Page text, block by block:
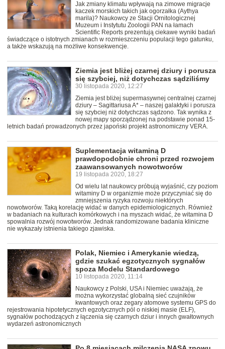
Jak zmiany klimatu wpływają na zimowe migracje
kaczek morskich takich jak ogorzałka (Aythya
marila)? Naukowcy ze Stacji Ornitologicznej
Muzeum i Instytutu Zoologii PAN na łamach
Scientific Reports prezentują ciekawe wyniki badań
świadczące o istotnych zmianach w rozmieszczeniu populacji tego gatunku,
a także wskazują na możliwe konsekwencje.
Ziemia jest bliżej czarnej dziury i porusza
się szybciej, niż dotychczas sądziliśmy
30 listopada 2020, 12:27
Ziemia jest bliżej supermasywnej centralnej czarnej
dziury – Sagittariusa A* – naszej galaktyki i porusza
się szybciej niż dotychczas sądzono. Tak wynika z
nowej mapy sporządzonej na podstawie ponad 15-
letnich badań prowadzonych przez japoński projekt astronomiczny VERA.
Suplementacja witaminą D
prawdopodobnie chroni przed rozwojem
zaawansowanych nowotworów
19 listopada 2020, 18:27
Od wielu lat naukowcy próbują wyjaśnić, czy poziom
witaminy D w organizmie może przyczyniać się do
zmniejszenia ryzyka rozwoju niektórych
nowotworów. Taką korelację widać w danych epidemiologicznych. Również
w badaniach na kulturach komórkowych i na myszach widać, że witamina D
spowalnia rozwój nowotworów. Jednak randomizowane badania kliniczne
nie wykazały istnienia takiego zjawiska.
Polak, Niemiec i Amerykanie wiedzą,
gdzie szukać egzotycznych sygnałów
spoza Modelu Standardowego
10 listopada 2020, 11:14
Naukowcy z Polski, USA i Niemiec uważają, że
można wykorzystać globalną sieć czujników
kwantowych oraz zegary atomowe systemu GPS do
rejestrowania hipotetycznych egzotycznych pól o niskiej masie (ELF),
sygnałów pochodzących z łączenia się czarnych dziur i innych gwałtownych
wydarzeń astronomicznych